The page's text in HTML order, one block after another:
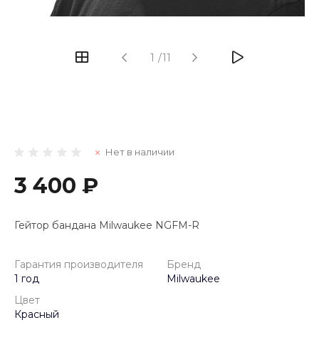
1 /11
Нет в наличии
3 400 ₽
Гейтор бандана Milwaukee NGFM-R
Гарантия производителя
1 год
Бренд
Milwaukee
Цвет
Красный